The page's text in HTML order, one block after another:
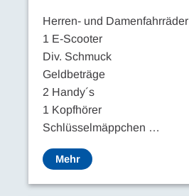
Herren- und Damenfahrräder
1 E-Scooter
Div. Schmuck
Geldbeträge
2 Handy´s
1 Kopfhörer
Schlüsselmäppchen …
Mehr